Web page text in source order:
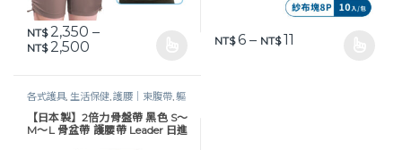
NT$2,350 –
NT$2,500價格範圍：NT$ 2,350 到 NT$ 2,500
此產品有多種款式。 可在產品頁面選擇選項
NT$6 – NT$11
各式護具,生活保健,護腰｜束腹帶,軀
幹護具, 骨盆帶｜髖關節｜疝氣帶
【日本製】2倍力骨盤帶 黑色 S〜
M〜L 骨盆帶 護腰帶 Leader 日進